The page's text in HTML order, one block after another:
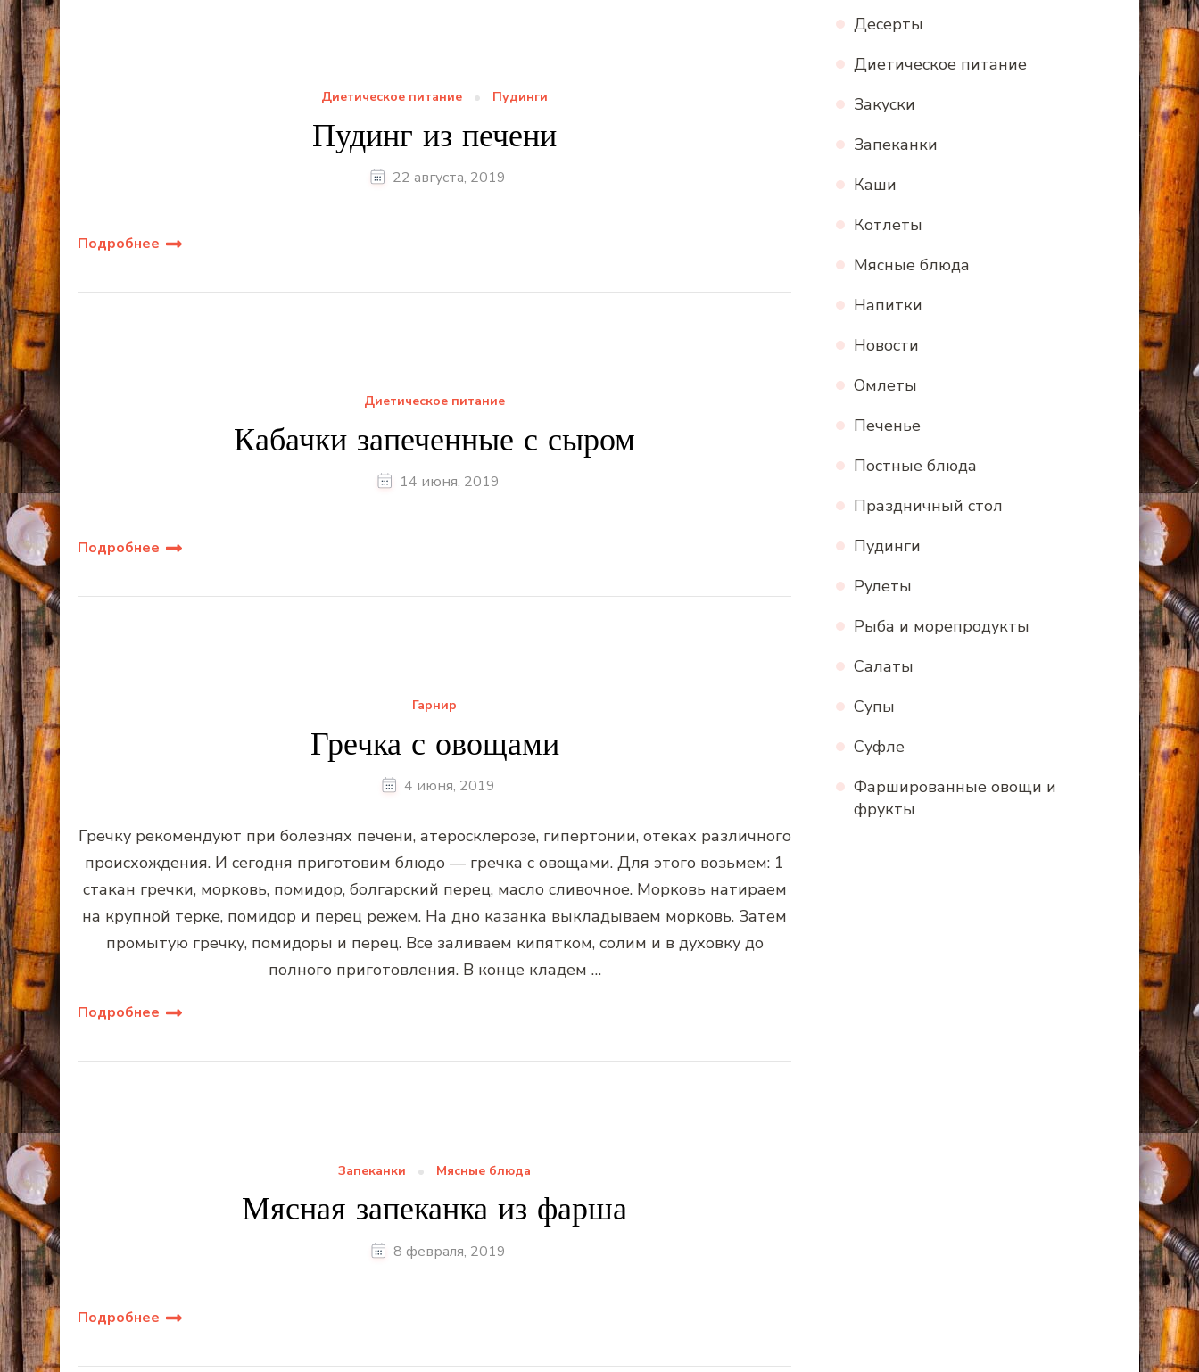
Диетическое питание Пудинги
Пудинг из печени
22 августа, 2019
Подробнее
Диетическое питание
Кабачки запеченные с сыром
14 июня, 2019
Подробнее
Гарнир
Гречка с овощами
4 июня, 2019
Гречку рекомендуют при болезнях печени, атеросклерозе, гипертонии, отеках различного
происхождения. И сегодня приготовим блюдо — гречка с овощами. Для этого возьмем: 1
стакан гречки, морковь, помидор, болгарский перец, масло сливочное. Морковь натираем
на крупной терке, помидор и перец режем. На дно казанка выкладываем морковь. Затем
промытую гречку, помидоры и перец. Все заливаем кипятком, солим и в духовку до
полного приготовления. В конце кладем …
Подробнее
Запеканки Мясные блюда
Мясная запеканка из фарша
8 февраля, 2019
Подробнее
Десерты
Диетическое питание
Закуски
Запеканки
Каши
Котлеты
Мясные блюда
Напитки
Новости
Омлеты
Печенье
Постные блюда
Праздничный стол
Пудинги
Рулеты
Рыба и морепродукты
Салаты
Супы
Суфле
Фаршированные овощи и
фрукты